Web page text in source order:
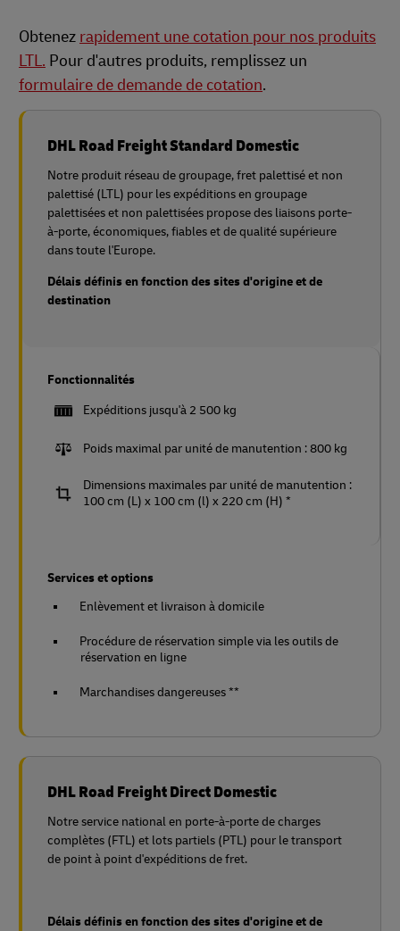
Obtenez rapidement une cotation pour nos produits
LTL. Pour d'autres produits, remplissez un
formulaire de demande de cotation.
DHL Road Freight Standard Domestic
Notre produit réseau de groupage, fret palettisé et non
palettisé (LTL) pour les expéditions en groupage
palettisées et non palettisées propose des liaisons porte-
à-porte, économiques, fiables et de qualité supérieure
dans toute l'Europe.
Délais définis en fonction des sites d'origine et de
destination
Fonctionnalités
Expéditions jusqu'à 2 500 kg
Poids maximal par unité de manutention : 800 kg
Dimensions maximales par unité de manutention :
100 cm (L) x 100 cm (l) x 220 cm (H) *
Services et options
Enlèvement et livraison à domicile
Procédure de réservation simple via les outils de
réservation en ligne
Marchandises dangereuses **
DHL Road Freight Direct Domestic
Notre service national en porte-à-porte de charges
complètes (FTL) et lots partiels (PTL) pour le transport
de point à point d'expéditions de fret.
Délais définis en fonction des sites d'origine et de